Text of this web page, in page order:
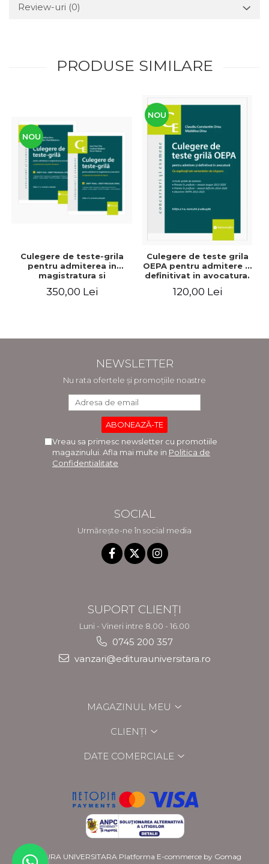
Review-uri (0)
PRODUSE SIMILARE
NOU
Culegere de teste-grila
pentru admiterea in
magistratura si
revizuita si adaugita -
350,00 Lei
NOU
Culegere de teste grila
OEPA pentru admitere si
definitivat in avocatura.
variantelor de raspuns.
120,00 Lei
NEWSLETTER
Nu rata ofertele și promoțiile noastre
Vreau sa primesc newsletter cu promotiile
magazinului. Afla mai multe in Politica de
Confidentialitate
SOCIAL
Urmărește-ne în social media
SUPORT CLIENȚI
Luni - Vineri intre 8.00 - 16.00
0745 200 357
vanzari@editurauniversitara.ro
MAGAZINUL MEU
CLIENȚI
DATE COMERCIALE
EDITURA UNIVERSITARA Platforma E-commerce by Gomag